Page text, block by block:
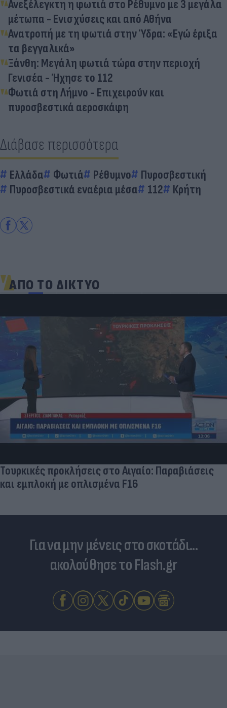
Ανεξέλεγκτη η φωτιά στο Ρέθυμνο με 3 μεγάλα
μέτωπα - Ενισχύσεις και από Αθήνα
Ανατροπή με τη φωτιά στην Ύδρα: «Εγώ έριξα
τα βεγγαλικά»
Ξάνθη: Μεγάλη φωτιά τώρα στην περιοχή
Γενισέα - Ήχησε το 112
Φωτιά στη Λήμνο - Επιχειρούν και
πυροσβεστικά αεροσκάφη
Διάβασε περισσότερα
Ελλάδα Φωτιά Ρέθυμνο
Πυροσβεστική
Πυροσβεστικά εναέρια μέσα
112 Κρήτη
ΑΠΟ ΤΟ ΔΙΚΤΥΟ
Τουρκικές προκλήσεις στο Αιγαίο: Παραβιάσεις
και εμπλοκή με οπλισμένα F16
Για να μην μένεις στο σκοτάδι...
ακολούθησε το Flash.gr